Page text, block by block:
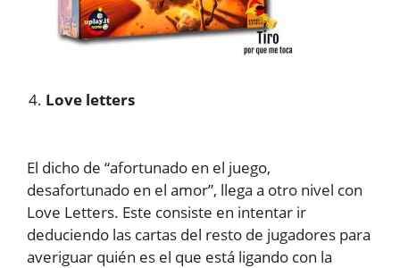
Love letters
El dicho de “afortunado en el juego,
desafortunado en el amor”, llega a otro nivel con
Love Letters. Este consiste en intentar ir
deduciendo las cartas del resto de jugadores para
averiguar quién es el que está ligando con la